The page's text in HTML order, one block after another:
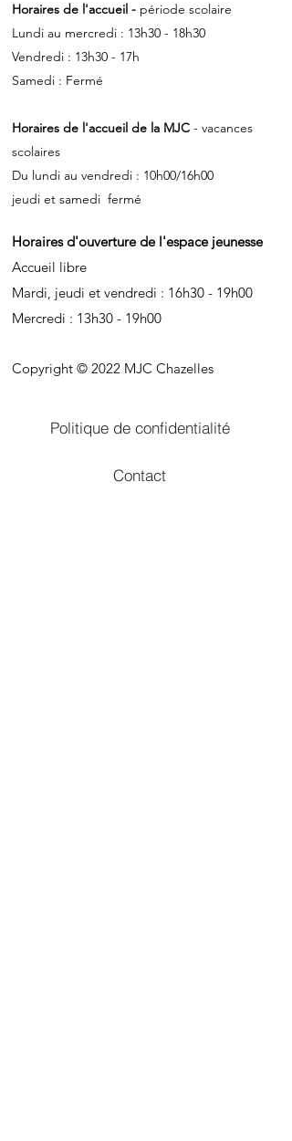
Horaires de l'accueil - période scolaire
Lundi au mercredi : 13h30 - 18h30
Vendredi : 13h30 - 17h
Samedi : Fermé
Horaires de l'accueil de la MJC - vacances
scolaires
Du lundi au vendredi : 10h00/16h00
jeudi et samedi fermé
Horaires d'ouverture de l'espace jeunesse
Accueil libre
Mardi, jeudi et vendredi : 16h30 - 19h00
Mercredi : 13h30 - 19h00
Copyright © 2022 MJC Chazelles
Politique de confidentialité
Contact